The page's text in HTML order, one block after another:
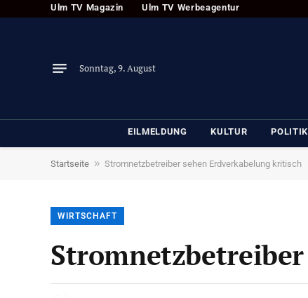
Ulm TV Magazin Ulm TV Werbeagentur
Sonntag, 9. August
EILMELDUNG KULTUR POLITIK
Startseite » Stromnetzbetreiber sehen Erdverkabelung kritisch
WIRTSCHAFT